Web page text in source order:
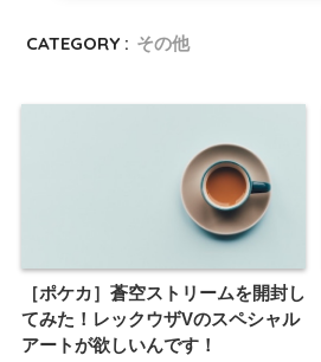
CATEGORY : その他
［ポケカ］蒼空ストリームを開封し
てみた！レックウザVのスペシャル
アートが欲しいんです！